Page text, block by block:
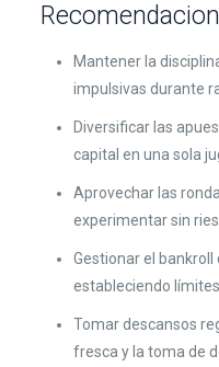
Mantener la
impulsivas durante
Diversificar las
capital en una sola
Aprovechar las
experimentar sin
Gestionar el
estableciendo
Tomar descansos
fresca y la toma de